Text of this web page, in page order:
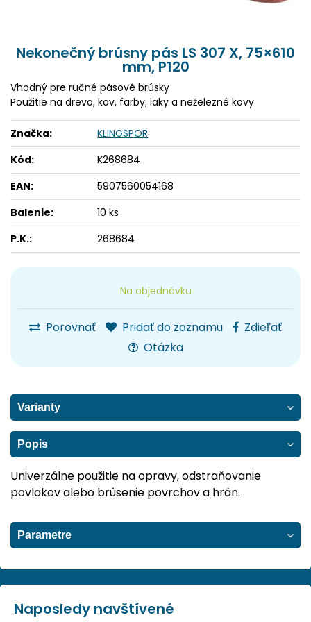
Na objednávku
Porovnať Pridať do zoznamu
Zdieľať
Otázka
Nekonečný brúsny pás LS 307 X, 75×610
mm, P120
Vhodný pre ručné pásové brúsky
Použitie na drevo, kov, farby, laky a neželezné kovy
Značka:
KLINGSPOR
Kód:
K268684
EAN:
5907560054168
Balenie:
10 ks
P.K.:
268684
Varianty
Popis
Univerzálne použitie na opravy, odstraňovanie
povlakov alebo brúsenie povrchov a hrán.
Parametre
Naposledy navštívené